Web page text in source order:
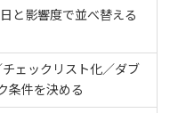
と影響度で並べ替える
ェックリスト化／ダブ
条件を決める